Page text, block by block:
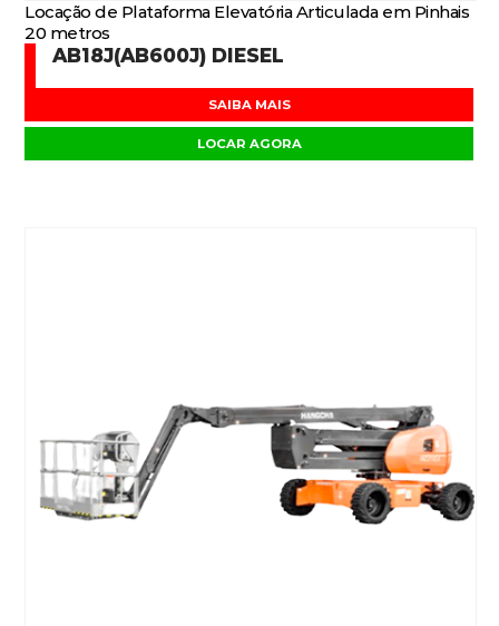
Locação de Plataforma Elevatória Articulada em Pinhais
20 metros
AB18J(AB600J) DIESEL
SAIBA MAIS
LOCAR AGORA